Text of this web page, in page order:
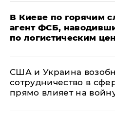
В Киеве по горячим
агент ФСБ,
по логистическим
США и Украина
сотрудничество в
прямо влияет на